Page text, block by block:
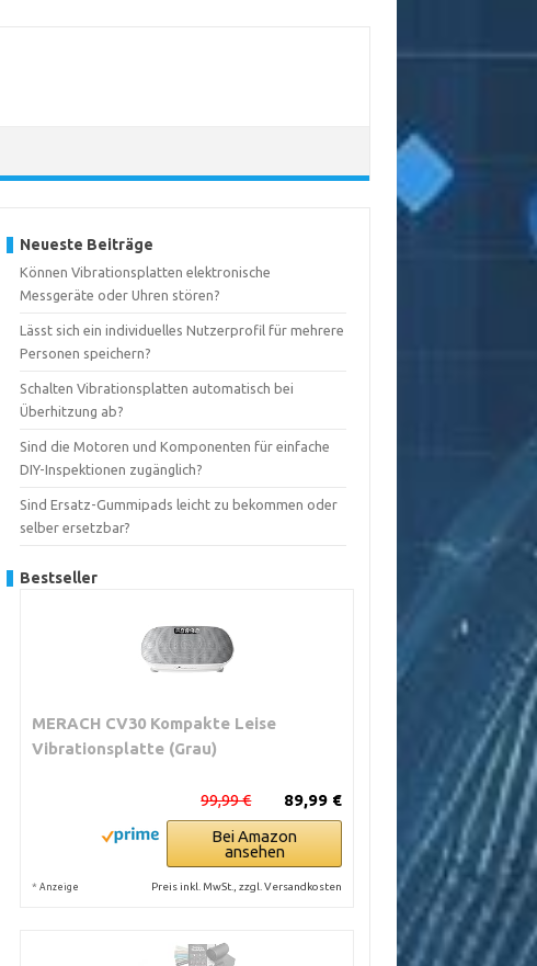
Neueste Beiträge
Können Vibrationsplatten elektronische
Messgeräte oder Uhren stören?
Lässt sich ein individuelles Nutzerprofil für mehrere
Personen speichern?
Schalten Vibrationsplatten automatisch bei
Überhitzung ab?
Sind die Motoren und Komponenten für einfache
DIY-Inspektionen zugänglich?
Sind Ersatz-Gummipads leicht zu bekommen oder
selber ersetzbar?
Bestseller
MERACH CV30 Kompakte Leise
Vibrationsplatte (Grau)
89,99 €
99,99 €
Bei Amazon
ansehen
* Anzeige Preis inkl. MwSt., zzgl. Versandkosten